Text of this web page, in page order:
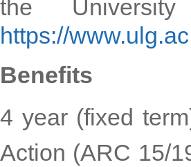
the
https://
Benefits
4 year (fixed
Action (ARC 15/